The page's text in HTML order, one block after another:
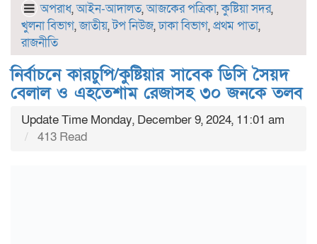
অপরাধ,আইন-আদালত,আজকের পত্রিকা,কুষ্টিয়া সদর,
খুলনা বিভাগ,জাতীয়,টপ নিউজ,ঢাকা বিভাগ,প্রথম পাতা,
রাজনীতি
নির্বাচনে কারচুপি/কুষ্টিয়ার সাবেক ডিসি সৈয়দ
বেলাল ও এহতেশাম রেজাসহ ৩০ জনকে তলব
Update Time Monday, December 9, 2024, 11:01 am
413 Read